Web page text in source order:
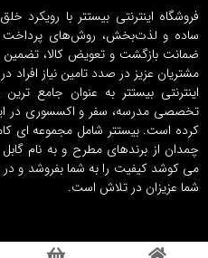
فروشگاه اینترنتی بیستتر با رویکرد
ضمانت بازگشت و تعویض کالا، تضمین
مشتریان عزیز در صدد تامین نیاز
اینترنتی بیستتر به عنوان جامع
کرده است. بیستتر شامل مجموعه ای
می کوشد کیفیت را به شما بفروشد و
شما عزیزان در تلاش است.